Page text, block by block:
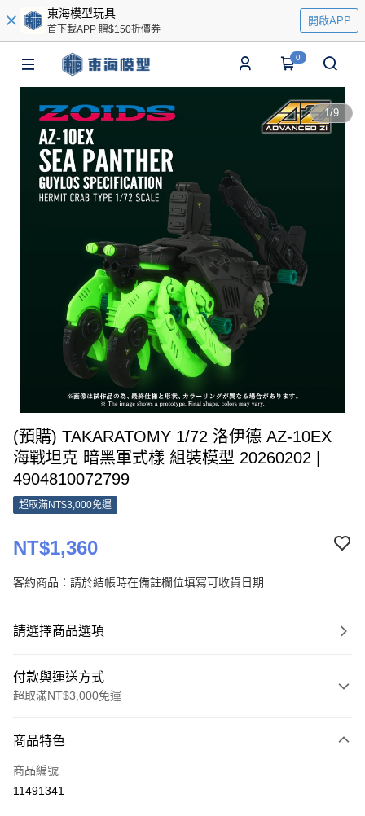
東海模型玩具
首下載APP 贈$150折價券
開啟APP
0
1/9
(預購) TAKARATOMY 1/72 洛伊德 AZ-10EX
海戰坦克 暗黑軍式樣 組裝模型 20260202 |
4904810072799
超取滿NT$3,000免運
NT$1,360
客約商品：請於結帳時在備註欄位填寫可收貨日期
請選擇商品選項
付款與運送方式
超取滿NT$3,000免運
信用卡一次付款
超商取貨付款
商品特色
商品編號
11491341